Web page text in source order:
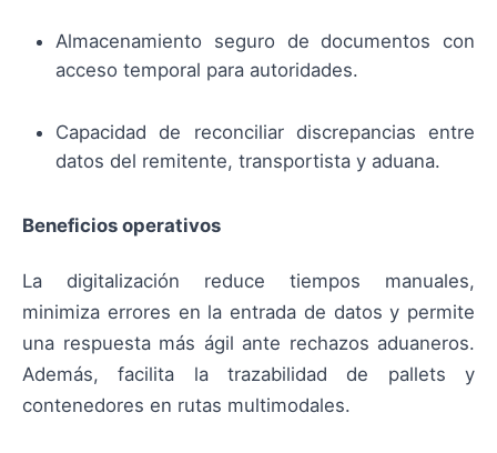
Almacenamiento seguro de documentos con
acceso temporal para autoridades.
Capacidad de reconciliar discrepancias entre
datos del remitente, transportista y aduana.
Beneficios operativos
La digitalización reduce tiempos manuales,
minimiza errores en la entrada de datos y permite
una respuesta más ágil ante rechazos aduaneros.
Además, facilita la trazabilidad de pallets y
contenedores en rutas multimodales.